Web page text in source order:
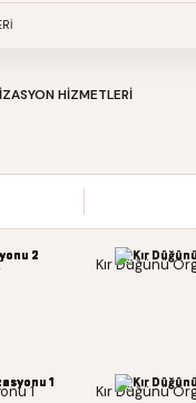
ihtiyaçlarınız burada.
HİZMETLERİ
Kır Düğünü
1 Kır Düğünü